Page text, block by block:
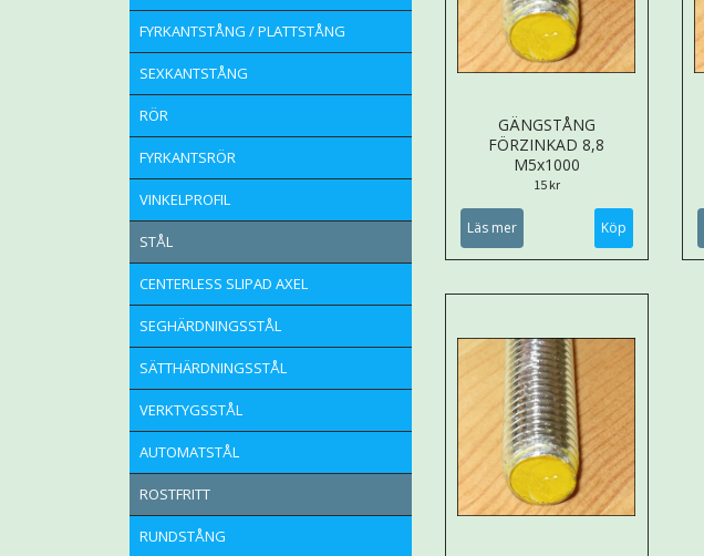
FYRKANTSTÅNG / PLATTSTÅNG
SEXKANTSTÅNG
RÖR
FYRKANTSRÖR
VINKELPROFIL
STÅL
CENTERLESS SLIPAD AXEL
SEGHÄRDNINGSSTÅL
SÄTTHÄRDNINGSSTÅL
VERKTYGSSTÅL
AUTOMATSTÅL
ROSTFRITT
RUNDSTÅNG
GÄNGSTÅNG
FÖRZINKAD 8,8
M5x1000
15 kr
Läs mer